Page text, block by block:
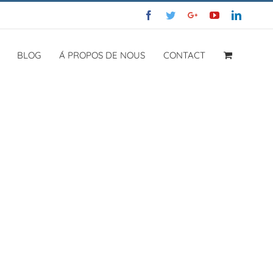
Facebook
TwitterGoogle+YouTube
BLOG Á PROPOS DE NOUS CONTACT